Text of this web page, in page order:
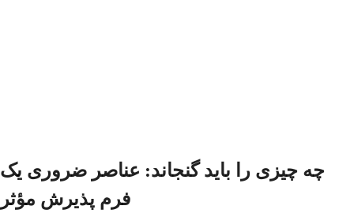
چه چیزی را باید گنجاند: عناصر ضروری یک
فرم پذیرش مؤثر